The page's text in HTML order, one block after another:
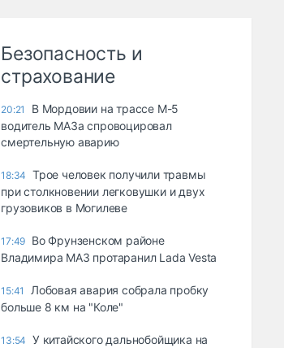
Безопасность и
страхование
20:21
В Мордовии на трассе М-5
водитель МАЗа спровоцировал
смертельную аварию
18:34
Трое человек получили травмы
при столкновении легковушки и двух
грузовиков в Могилеве
17:49 Во Фрунзенском районе
Владимира МАЗ протаранил Lada Vesta
15:41
Лобовая авария собрала пробку
больше 8 км на "Коле"
13:54
У китайского дальнобойщика на